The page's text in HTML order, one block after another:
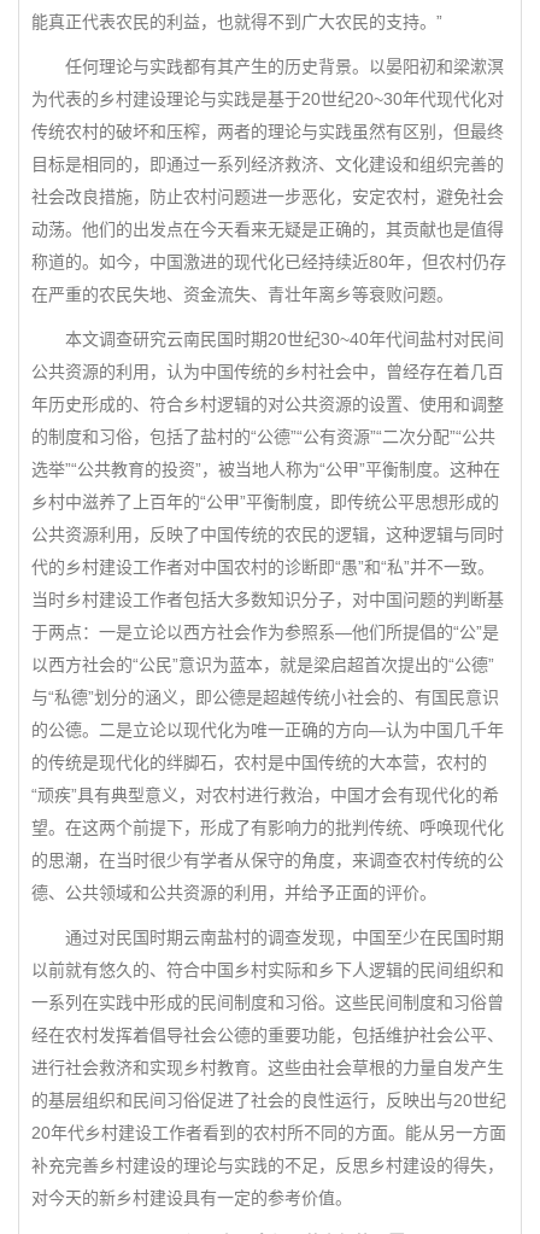
能真正代表农民的利益，也就得不到广大农民的支持。”
任何理论与实践都有其产生的历史背景。以晏阳初和梁漱溟
为代表的乡村建设理论与实践是基于20世纪20~30年代现代化对
传统农村的破坏和压榨，两者的理论与实践虽然有区别，但最终
目标是相同的，即通过一系列经济救济、文化建设和组织完善的
社会改良措施，防止农村问题进一步恶化，安定农村，避免社会
动荡。他们的出发点在今天看来无疑是正确的，其贡献也是值得
称道的。如今，中国激进的现代化已经持续近80年，但农村仍存
在严重的农民失地、资金流失、青壮年离乡等衰败问题。
本文调查研究云南民国时期20世纪30~40年代间盐村对民间
公共资源的利用，认为中国传统的乡村社会中，曾经存在着几百
年历史形成的、符合乡村逻辑的对公共资源的设置、使用和调整
的制度和习俗，包括了盐村的“公德”“公有资源”“二次分配”“公共
选举”“公共教育的投资”，被当地人称为“公甲”平衡制度。这种在
乡村中滋养了上百年的“公甲”平衡制度，即传统公平思想形成的
公共资源利用，反映了中国传统的农民的逻辑，这种逻辑与同时
代的乡村建设工作者对中国农村的诊断即“愚”和“私”并不一致。
当时乡村建设工作者包括大多数知识分子，对中国问题的判断基
于两点：一是立论以西方社会作为参照系—他们所提倡的“公”是
以西方社会的“公民”意识为蓝本，就是梁启超首次提出的“公德”
与“私德”划分的涵义，即公德是超越传统小社会的、有国民意识
的公德。二是立论以现代化为唯一正确的方向—认为中国几千年
的传统是现代化的绊脚石，农村是中国传统的大本营，农村的
“顽疾”具有典型意义，对农村进行救治，中国才会有现代化的希
望。在这两个前提下，形成了有影响力的批判传统、呼唤现代化
的思潮，在当时很少有学者从保守的角度，来调查农村传统的公
德、公共领域和公共资源的利用，并给予正面的评价。
通过对民国时期云南盐村的调查发现，中国至少在民国时期
以前就有悠久的、符合中国乡村实际和乡下人逻辑的民间组织和
一系列在实践中形成的民间制度和习俗。这些民间制度和习俗曾
经在农村发挥着倡导社会公德的重要功能，包括维护社会公平、
进行社会救济和实现乡村教育。这些由社会草根的力量自发产生
的基层组织和民间习俗促进了社会的良性运行，反映出与20世纪
20年代乡村建设工作者看到的农村所不同的方面。能从另一方面
补充完善乡村建设的理论与实践的不足，反思乡村建设的得失，
对今天的新乡村建设具有一定的参考价值。